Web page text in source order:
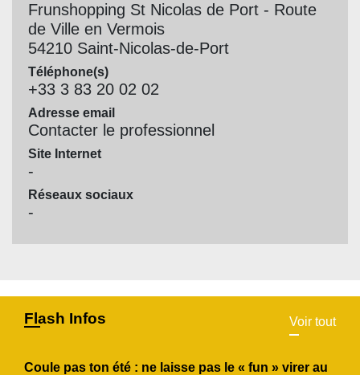
Frunshopping St Nicolas de Port - Route
de Ville en Vermois
54210 Saint-Nicolas-de-Port
Téléphone(s)
+33 3 83 20 02 02
Adresse email
Contacter le professionnel
Site Internet
-
Réseaux sociaux
-
Flash Infos Voir tout
Coule pas ton été : ne laisse pas le « fun » virer au